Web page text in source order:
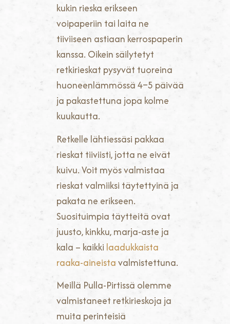
kukin rieska erikseen
voipaperiin tai laita ne
tiiviiseen astiaan kerrospaperin
kanssa. Oikein säilytetyt
retkirieskat pysyvät tuoreina
huoneenlämmössä 4–5 päivää
ja pakastettuna jopa kolme
kuukautta.
Retkelle lähtiessäsi pakkaa
rieskat tiiviisti, jotta ne eivät
kuivu. Voit myös valmistaa
rieskat valmiiksi täytettyinä ja
pakata ne erikseen.
Suosituimpia täytteitä ovat
juusto, kinkku, marja-aste ja
kala – kaikki laadukkaista
raaka-aineistavalmistettuna.
Meillä Pulla-Pirtissä olemme
valmistaneet retkirieskoja ja
muita perinteisiä